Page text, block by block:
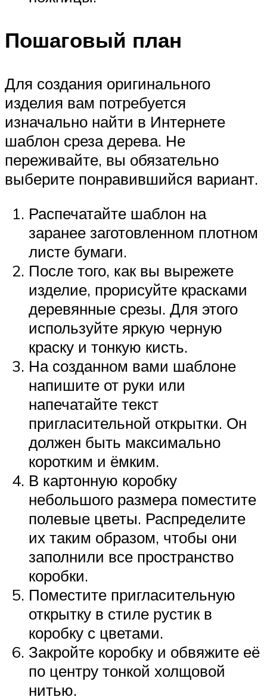
Пошаговый план
Для создания оригинального
изделия вам потребуется
изначально найти в Интернете
шаблон среза дерева. Не
переживайте, вы обязательно
выберите понравившийся вариант.
Распечатайте шаблон на
заранее заготовленном плотном
листе бумаги.
После того, как вы вырежете
изделие, прорисуйте красками
деревянные срезы. Для этого
используйте яркую черную
краску и тонкую кисть.
На созданном вами шаблоне
напишите от руки или
напечатайте текст
пригласительной открытки. Он
должен быть максимально
коротким и ёмким.
В картонную коробку
небольшого размера поместите
полевые цветы. Распределите
их таким образом, чтобы они
заполнили все пространство
коробки.
Поместите пригласительную
открытку в стиле рустик в
коробку с цветами.
Закройте коробку и обвяжите её
по центру тонкой холщовой
нитью.